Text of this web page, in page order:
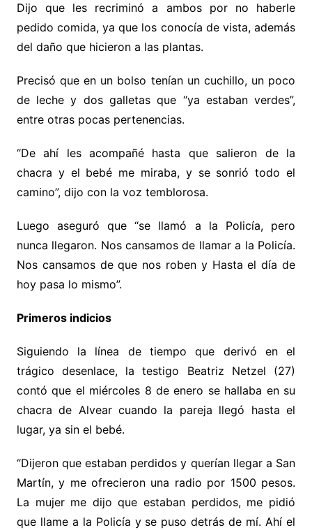
Dijo que les recriminó a ambos por no haberle
pedido comida, ya que los conocía de vista, además
del daño que hicieron a las plantas.
Precisó que en un bolso tenían un cuchillo, un poco
de leche y dos galletas que “ya estaban verdes”,
entre otras pocas pertenencias.
“De ahí les acompañé hasta que salieron de la
chacra y el bebé me miraba, y se sonrió todo el
camino”, dijo con la voz temblorosa.
Luego aseguró que “se llamó a la Policía, pero
nunca llegaron. Nos cansamos de llamar a la Policía.
Nos cansamos de que nos roben y Hasta el día de
hoy pasa lo mismo”.
Primeros indicios
Siguiendo la línea de tiempo que derivó en el
trágico desenlace, la testigo Beatriz Netzel (27)
contó que el miércoles 8 de enero se hallaba en su
chacra de Alvear cuando la pareja llegó hasta el
lugar, ya sin el bebé.
“Dijeron que estaban perdidos y querían llegar a San
Martín, y me ofrecieron una radio por 1500 pesos.
La mujer me dijo que estaban perdidos, me pidió
que llame a la Policía y se puso detrás de mí. Ahí el